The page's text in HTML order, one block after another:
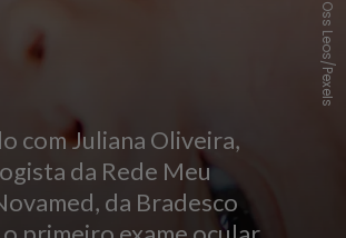
com Juliana Oliveira,
da Rede Meu
da Bradesco
Oss Leos/Pexels